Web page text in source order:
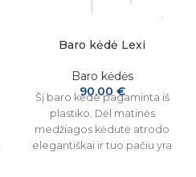
Baro kėdė Lexi
Baro kėdės
90.00 €
Šį baro kėde pagaminta iš
plastiko. Dėl matinės
medžiagos kėdutė atrodo
elegantiškai ir tuo pačiu yra